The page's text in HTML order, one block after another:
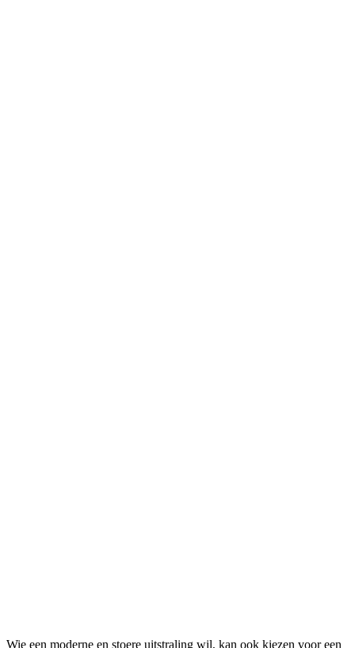
Wie een moderne en stoere uitstraling wil, kan ook kiezen voor een